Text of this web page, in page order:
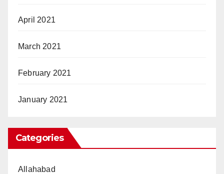
April 2021
March 2021
February 2021
January 2021
Categories
Allahabad